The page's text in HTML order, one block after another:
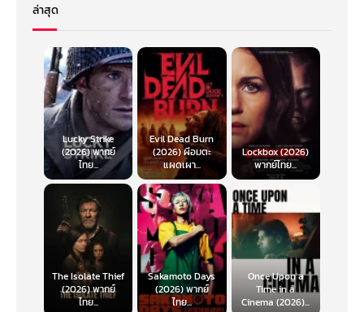
ล่าสุด
Lucky Strike
(2026) พากย์
ไทย...
Evil Dead Burn
(2026) ผีอมตะ
แผดเผา...
Lockbox (2026)
พากย์ไทย...
The Isolate Thief
(2026) พากย์
ไทย...
Sakamoto Days
(2026) พากย์
ไทย...
Once Upon a
Time in a
Cinema (2026)...